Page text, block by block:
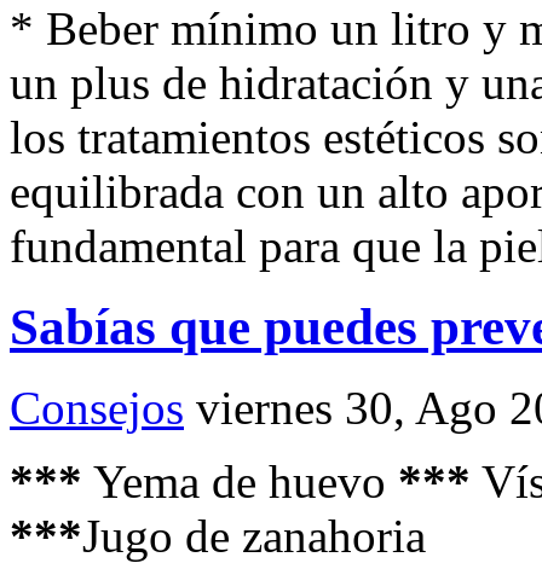
* Beber mínimo un litro y
un plus de hidratación y
los tratamientos estéticos
equilibrada con un alto
fundamental para que la
Sabías que puedes
Consejos viernes 30, Ago
*** Yema de huevo ***
***Jugo de zanahoria